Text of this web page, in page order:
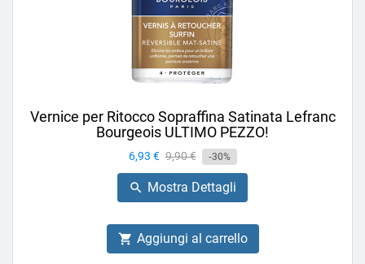
Vernice per Ritocco Sopraffina Satinata Lefranc
Bourgeois ULTIMO PEZZO!
Prezzo
6,93 € Prezzo
base
9,90 € -30%
 Mostra Dettagli
 Aggiungi al carrello